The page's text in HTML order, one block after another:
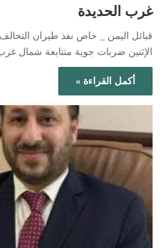
غرب الحديدة
قبائل اليمن _ خاص نفذ طيران
الإثنين ضربات جوية متتابعة شمال
أكمل القراءة »